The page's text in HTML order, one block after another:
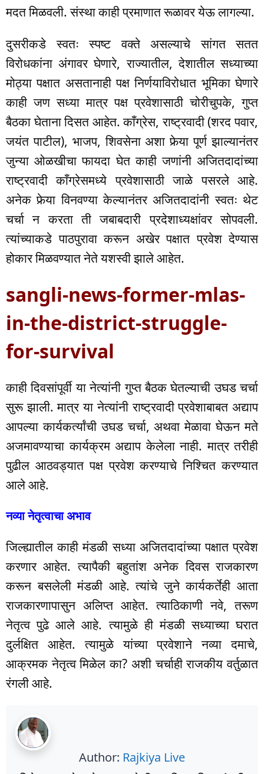
मदत मिळवली. संस्था काही प्रमाणात रूळावर येऊ लागल्या.
दुसरीकडे स्वतः स्पष्ट वक्ते असल्याचे सांगत सतत
विरोधकांना अंगावर घेणारे, राज्यातील, देशातील सध्याच्या
मोठ्या पक्षात असतानाही पक्ष निर्णयाविरोधात भूमिका घेणारे
काही जण सध्या मात्र पक्ष प्रवेशासाठी चोरीचुपके, गुप्त
बैठका घेताना दिसत आहेत. काँग्रेस, राष्ट्रवादी (शरद पवार,
जयंत पाटील), भाजप, शिवसेना अशा फेर्‍या पूर्ण झाल्यानंतर
जुन्या ओळखीचा फायदा घेत काही जणांनी अजितदादांच्या
राष्ट्रवादी काँग्रेसमध्ये प्रवेशासाठी जाळे पसरले आहे.
अनेक फेर्‍या विनवण्या केल्यानंतर अजितदादांनी स्वतः थेट
चर्चा न करता ती जबाबदारी प्रदेशाध्यक्षांवर सोपवली.
त्यांच्याकडे पाठपुरावा करून अखेर पक्षात प्रवेश देण्यास
होकार मिळवण्यात नेते यशस्वी झाले आहेत.
sangli-news-former-mlas-
in-the-district-struggle-
for-survival
काही दिवसांपूर्वी या नेत्यांनी गुप्त बैठक घेतल्याची उघड चर्चा
सुरू झाली. मात्र या नेत्यांनी राष्ट्रवादी प्रवेशाबाबत अद्याप
आपल्या कार्यकर्त्यांची उघड चर्चा, अथवा मेळावा घेऊन मते
अजमावण्याचा कार्यक्रम अद्याप केलेला नाही. मात्र तरीही
पुढील आठवड्यात पक्ष प्रवेश करण्याचे निश्चित करण्यात
आले आहे.
नव्या नेतृत्वाचा अभाव
जिल्ह्यातील काही मंडळी सध्या अजितदादांच्या पक्षात प्रवेश
करणार आहेत. त्यापैकी बहुतांश अनेक दिवस राजकारण
करून बसलेली मंडळी आहे. त्यांचे जुने कार्यकर्तेही आता
राजकारणापासुन अलिप्त आहेत. त्याठिकाणी नवे, तरूण
नेतृत्व पुढे आले आहे. त्यामुळे ही मंडळी सध्याच्या घरात
दुर्लक्षित आहेत. त्यामुळे यांच्या प्रवेशाने नव्या दमाचे,
आक्रमक नेतृत्व मिळेल का? अशी चर्चाही राजकीय वर्तुळात
रंगली आहे.
Author: Rajkiya Live